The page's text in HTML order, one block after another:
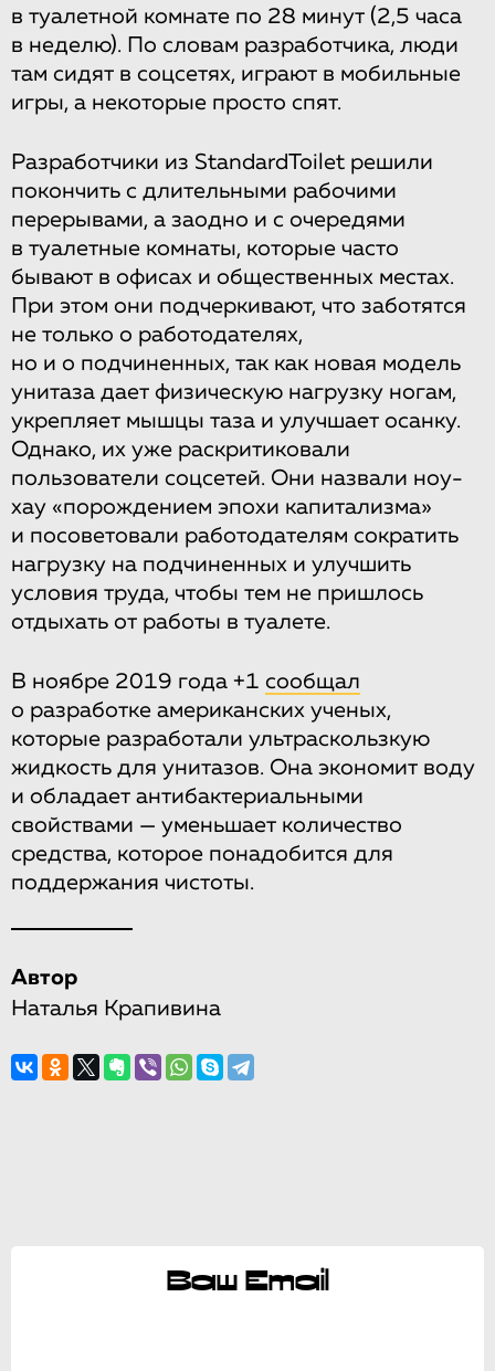
в туалетной комнате по 28 минут (2,5 часа
в неделю). По словам разработчика, люди
там сидят в соцсетях, играют в мобильные
игры, а некоторые просто спят.
Разработчики из StandardToilet решили
покончить с длительными рабочими
перерывами, а заодно и с очередями
в туалетные комнаты, которые часто
бывают в офисах и общественных местах.
При этом они подчеркивают, что заботятся
не только о работодателях,
но и о подчиненных, так как новая модель
унитаза дает физическую нагрузку ногам,
укрепляет мышцы таза и улучшает осанку.
Однако, их уже раскритиковали
пользователи соцсетей. Они назвали ноу-
хау «порождением эпохи капитализма»
и посоветовали работодателям сократить
нагрузку на подчиненных и улучшить
условия труда, чтобы тем не пришлось
отдыхать от работы в туалете.
В ноябре 2019 года +1 сообщал
о разработке американских ученых,
которые разработали ультраскользкую
жидкость для унитазов. Она экономит воду
и обладает антибактериальными
свойствами — уменьшает количество
средства, которое понадобится для
поддержания чистоты.
Автор
Наталья Крапивина
Ваш Email